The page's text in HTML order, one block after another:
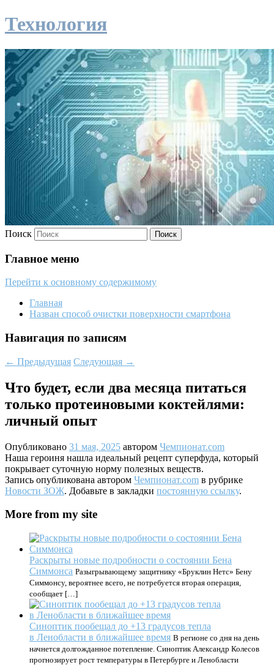
Технология
Поиск
Главное меню
Перейти к основному содержимому
Главная
Назван способ очистки поверхности смартфона
Навигация по записям
← Предыдущая Следующая →
Что будет, если два месяца питаться
только протеиновыми коктейлями:
личный опыт
Опубликовано 31 мая, 2025 автором Чемпионат.com
Наша героиня нашла идеальный рецепт суперфуда, который
покрывает суточную норму полезных веществ.
Запись опубликована автором Чемпионат.com в рубрике
Новости ЗОЖ. Добавьте в закладки постоянную ссылку.
More from my site
Раскрыты новые подробности о состоянии Бена
Симмонса Разыгрывающему защитнику «Бруклин Нетс» Бену
Симмонсу, вероятнее всего, не потребуется вторая операция,
сообщает […]
Синоптик пообещал до +13 градусов тепла
в Ленобласти в ближайшее время В регионе со дня на день
начнется долгожданное потепление. Синоптик Александр Колесов
прогнозирует рост температуры в Петербурге и Ленобласти